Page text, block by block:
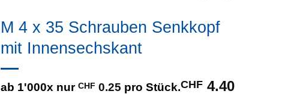
M 4 x 35 Schrauben Senkkopf
mit Innensechskant
ab 1'000x nur CHF 0.25 pro Stück.CHF 4.40